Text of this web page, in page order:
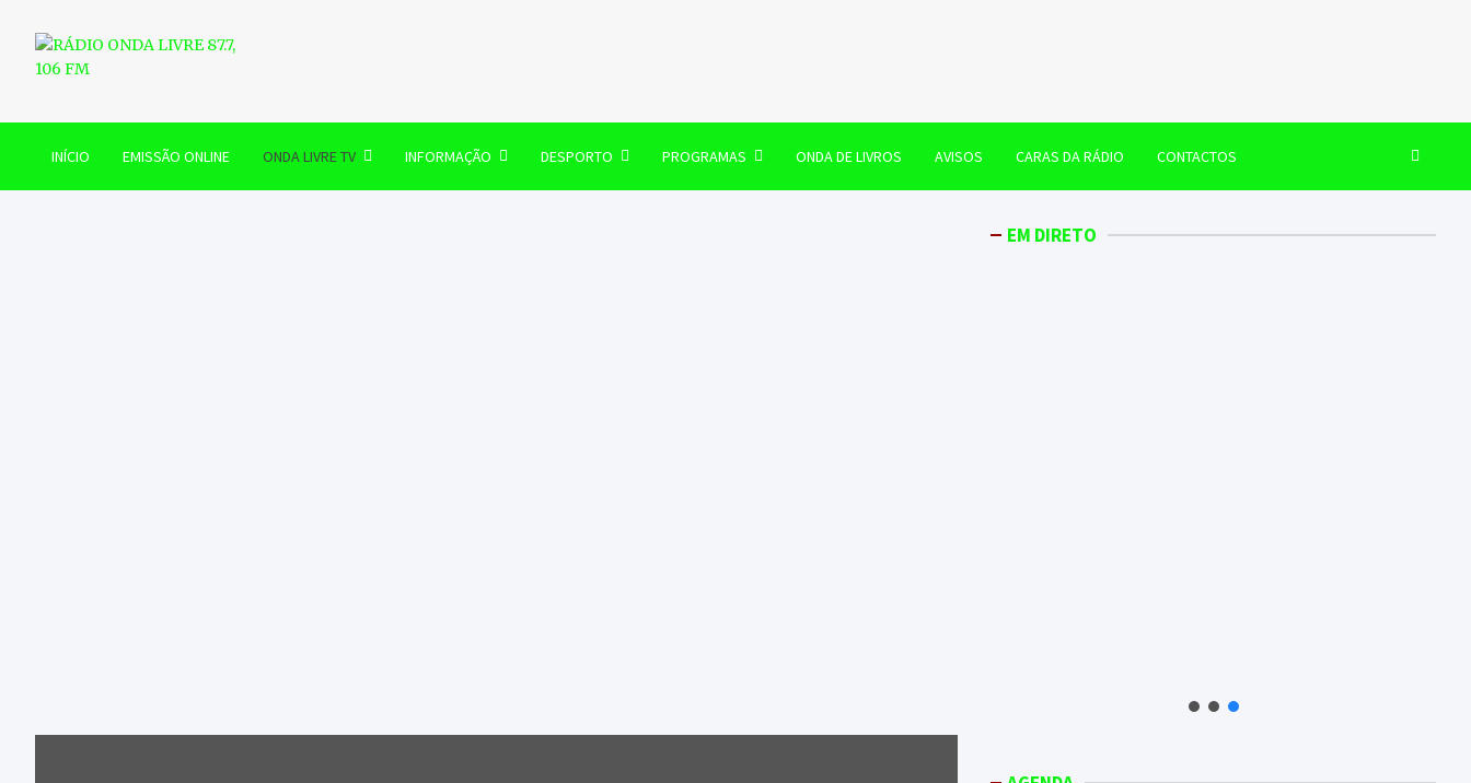
content
RÁDIO ONDA LIVRE 87.7, 106 FM
INÍCIO EMISSÃO ONLINE ONDA LIVRE TV INFORMAÇÃO DESPORTO PROGRAMAS ONDA DE LIVROS AVISOS CARAS DA RÁDIO CONTACTOS
EM DIRETO